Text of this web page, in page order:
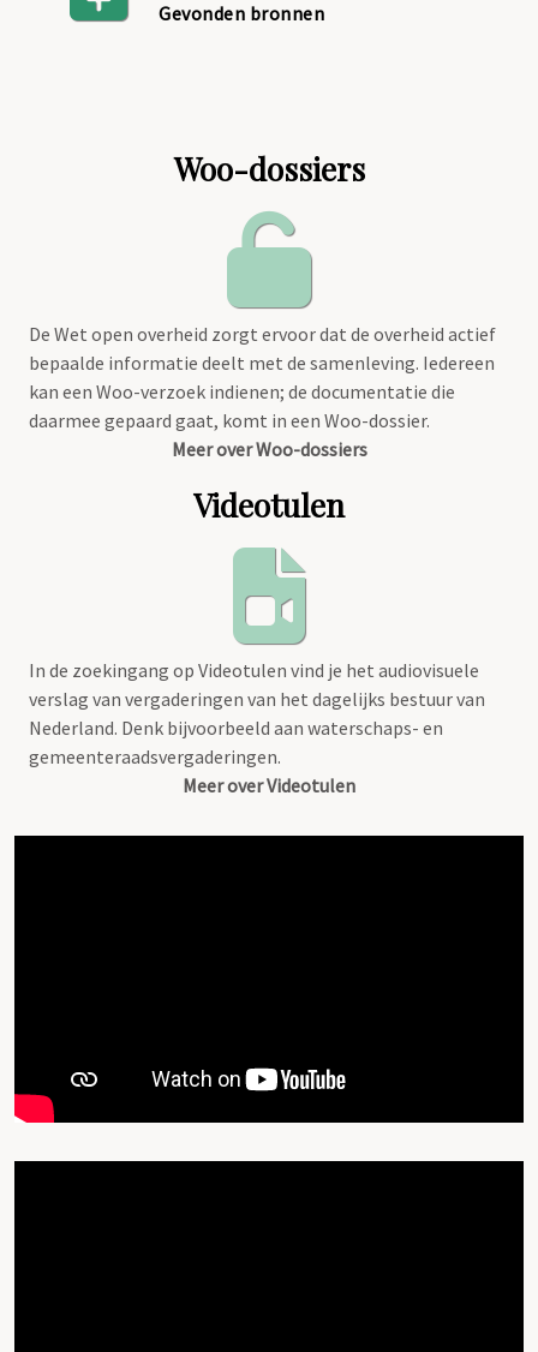
Gevonden bronnen
Woo-dossiers
De Wet open overheid zorgt ervoor dat de overheid actief
bepaalde informatie deelt met de samenleving. Iedereen
kan een Woo-verzoek indienen; de documentatie die
daarmee gepaard gaat, komt in een Woo-dossier.
Meer over Woo-dossiers
Videotulen
In de zoekingang op Videotulen vind je het audiovisuele
verslag van vergaderingen van het dagelijks bestuur van
Nederland. Denk bijvoorbeeld aan waterschaps- en
gemeenteraadsvergaderingen.
Meer over Videotulen